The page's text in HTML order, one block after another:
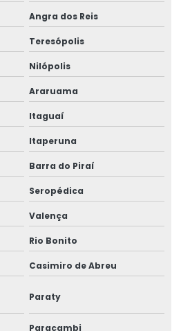
Angra dos Reis
Teresópolis
Nilópolis
Araruama
Itaguaí
Itaperuna
Barra do Piraí
Seropédica
Valença
Rio Bonito
Casimiro de Abreu
Paraty
Paracambi